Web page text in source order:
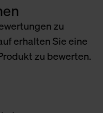
zu
erhalten Sie eine
zu bewerten.